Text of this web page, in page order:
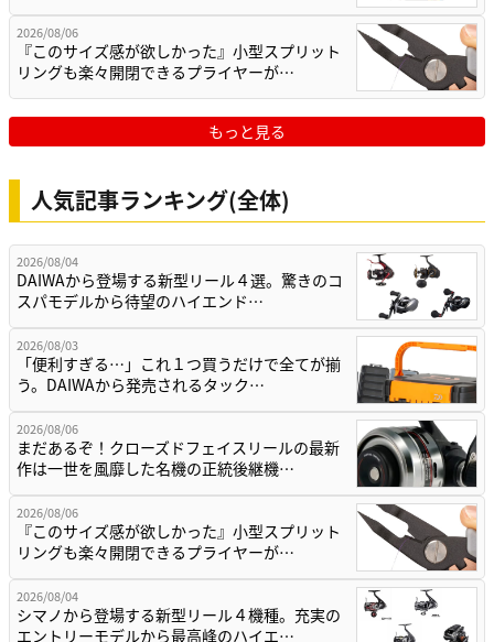
2026/08/06
『このサイズ感が欲しかった』小型スプリット
リングも楽々開閉できるプライヤーが…
もっと見る
人気記事ランキング(全体)
2026/08/04
DAIWAから登場する新型リール４選。驚きのコ
スパモデルから待望のハイエンド…
2026/08/03
「便利すぎる…」これ１つ買うだけで全てが揃
う。DAIWAから発売されるタック…
2026/08/06
まだあるぞ！クローズドフェイスリールの最新
作は一世を風靡した名機の正統後継機…
2026/08/06
『このサイズ感が欲しかった』小型スプリット
リングも楽々開閉できるプライヤーが…
2026/08/04
シマノから登場する新型リール４機種。充実の
エントリーモデルから最高峰のハイエ…